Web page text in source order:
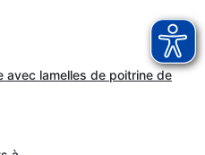
avec lamelles de poitrine de